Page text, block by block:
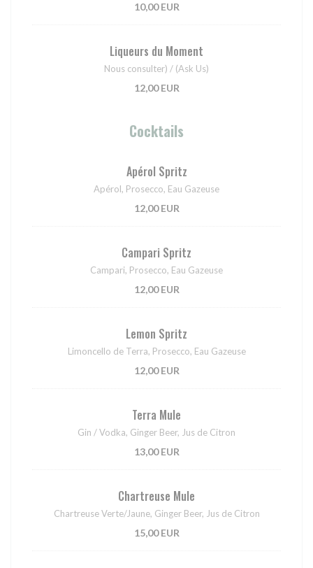
10,00 EUR
Liqueurs du Moment
Nous consulter) / (Ask Us)
12,00 EUR
Cocktails
Apérol Spritz
Apérol, Prosecco, Eau Gazeuse
12,00 EUR
Campari Spritz
Campari, Prosecco, Eau Gazeuse
12,00 EUR
Lemon Spritz
Limoncello de Terra, Prosecco, Eau Gazeuse
12,00 EUR
Terra Mule
Gin / Vodka, Ginger Beer, Jus de Citron
13,00 EUR
Chartreuse Mule
Chartreuse Verte/Jaune, Ginger Beer, Jus de Citron
15,00 EUR